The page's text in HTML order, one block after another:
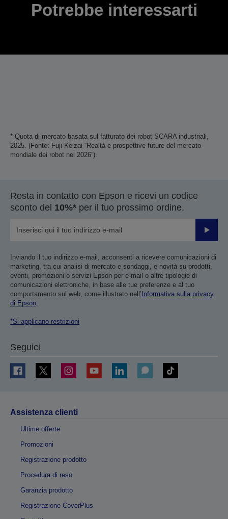
Potrebbe interessarti
* Quota di mercato basata sul fatturato dei robot SCARA industriali,
2025. (Fonte: Fuji Keizai “Realtà e prospettive future del mercato
mondiale dei robot nel 2026”).
Resta in contatto con Epson e ricevi un codice
sconto del 10%* per il tuo prossimo ordine.
Invia
Inviando il tuo indirizzo e-mail, acconsenti a ricevere comunicazioni di
marketing, tra cui analisi di mercato e sondaggi, e novità su prodotti,
eventi, promozioni o servizi Epson per e-mail o altre tipologie di
comunicazioni elettroniche, in base alle tue preferenze e al tuo
comportamento sul web, come illustrato nell’ Informativa sulla privacy
di Epson.
*Si applicano restrizioni
Seguici
Assistenza clienti
Ultime offerte
Promozioni
Registrazione prodotto
Procedura di reso
Garanzia prodotto
Registrazione CoverPlus